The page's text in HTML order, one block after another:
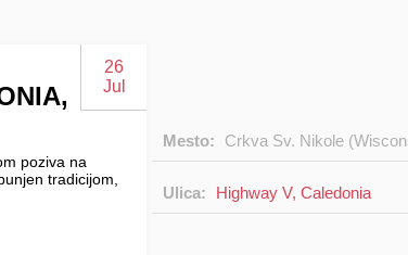
poziva na
tradicijom,
26
Jul
Mesto: Crkva Sv. Nikole
Ulica: Highway V, Caledonia